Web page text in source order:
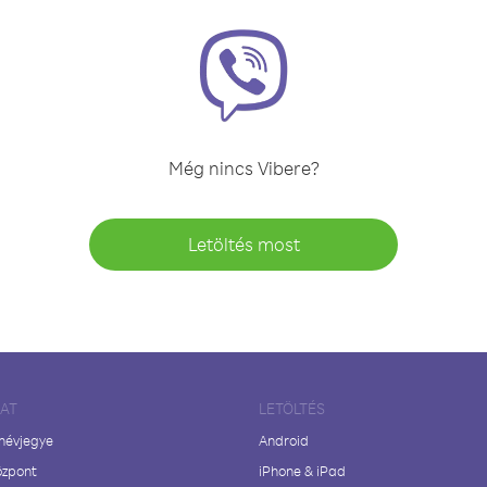
Még nincs Vibere?
Letöltés most
LETÖLTÉS
Android
iPhone & iPad